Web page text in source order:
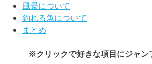
風景について
釣れる魚について
まとめ
※クリックで好きな項目にジャ